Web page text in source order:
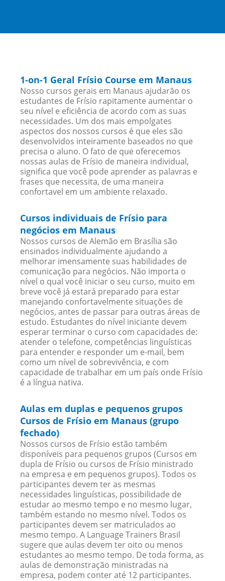
1-on-1 Geral Frísio Course em Manaus
Nosso cursos gerais em Manaus ajudarão os
estudantes de Frísio rapitamente aumentar o
seu nível e eficiência de acordo com as suas
necessidades. Um dos mais empolgates
aspectos dos nossos cursos é que eles são
desenvolvidos inteiramente baseados no que
precisa o aluno. O fato de que oferecemos
nossas aulas de Frísio de maneira individual,
significa que você pode aprender as palavras e
frases que necessita, de uma maneira
confortavel em um ambiente relaxado.
Cursos individuais de Frísio para
negócios em Manaus
Nossos cursos de Alemão em Brasília são
ensinados individualmente ajudando a
melhorar imensamente suas habilidades de
comunicação para negócios. Não importa o
nível o qual você iniciar o seu curso, muito em
breve você já estará preparado para estar
manejando confortavelmente situações de
negócios, antes de passar para outras áreas de
estudo. Estudantes do nível iniciante devem
esperar terminar o curso com capacidades de:
atender o telefone, competências linguísticas
para entender e responder um e-mail, bem
como um nível de sobrevivência, e com
capacidade de trabalhar em um país onde Frísio
é a língua nativa.
Aulas em duplas e pequenos grupos
Cursos de Frísio em Manaus (grupo
fechado)
Nossos cursos de Frísio estão também
disponíveis para pequenos grupos (Cursos em
dupla de Frísio ou cursos de Frísio ministrado
na empresa e em pequenos grupos). Todos os
participantes devem ter as mesmas
necessidades linguísticas, possibilidade de
estudar ao mesmo tempo e no mesmo lugar,
também estando no mesmo nível. Todos os
participantes devem ser matriculados ao
mesmo tempo. A Language Trainers Brasil
sugere que aulas devem ter oito ou menos
estudantes ao mesmo tempo. De toda forma, as
aulas de demonstração ministradas na
empresa, podem conter até 12 participantes.